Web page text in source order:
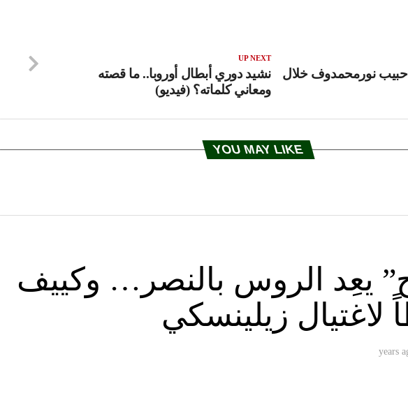
UP NEXT
نشيد دوري أبطال أوروبا.. ما قصته
ومعاني كلماته؟ (فيديو)
حبيب نورمحمدوف خلال
YOU MAY LIKE
يعِد الروس بالنصر… وكييف
زيلينسكي